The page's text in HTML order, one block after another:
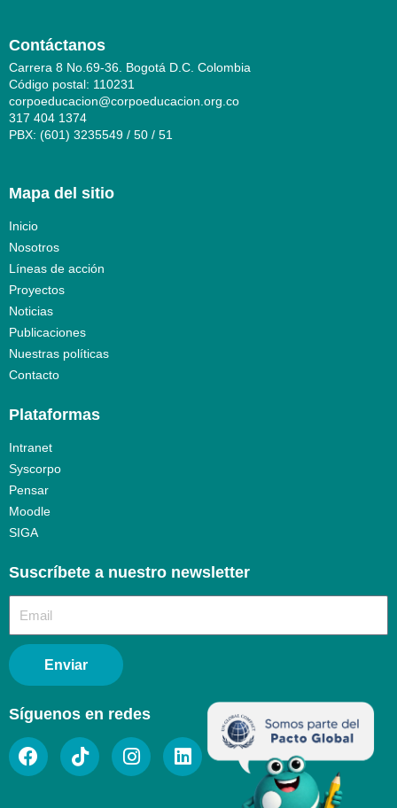
Contáctanos
Carrera 8 No.69-36. Bogotá D.C. Colombia
Código postal: 110231
corpoeducacion@corpoeducacion.org.co
317 404 1374
PBX: (601) 3235549 / 50 / 51
Mapa del sitio
Inicio
Nosotros
Líneas de acción
Proyectos
Noticias
Publicaciones
Nuestras políticas
Contacto
Plataformas
Intranet
Syscorpo
Pensar
Moodle
SIGA
Suscríbete a nuestro newsletter​
Enviar
Síguenos en redes